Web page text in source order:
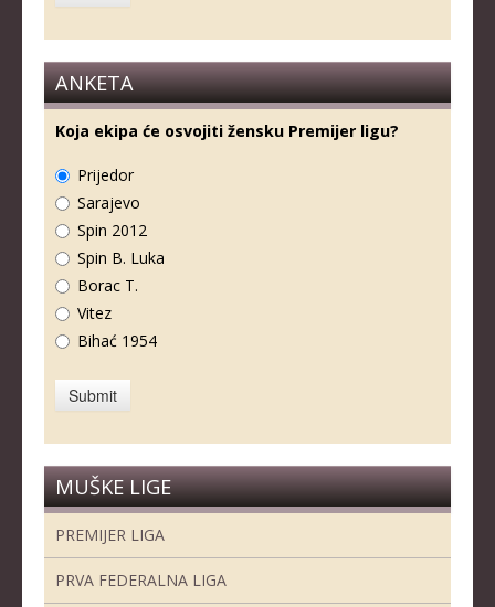
ANKETA
Koja ekipa će osvojiti žensku Premijer ligu?
Prijedor
Sarajevo
Spin 2012
Spin B. Luka
Borac T.
Vitez
Bihać 1954
MUŠKE LIGE
PREMIJER LIGA
PRVA FEDERALNA LIGA